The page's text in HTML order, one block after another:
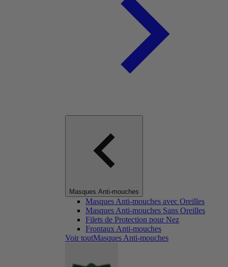
Masques Anti-mouches
Masques Anti-mouches avec Oreilles
Masques Anti-mouches Sans Oreilles
Filets de Protection pour Nez
Frontaux Anti-mouches
Voir toutMasques Anti-mouches